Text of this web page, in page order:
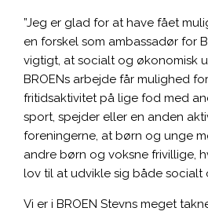
”Jeg er glad for at have fået
en forskel som ambassadør for
vigtigt, at socialt og økonomisk
BROENs arbejde får mulighed
fritidsaktivitet på lige fod med
sport, spejder eller en anden
foreningerne, at børn og unge
andre børn og voksne frivillige,
lov til at udvikle sig både socialt
Vi er i BROEN Stevns meget